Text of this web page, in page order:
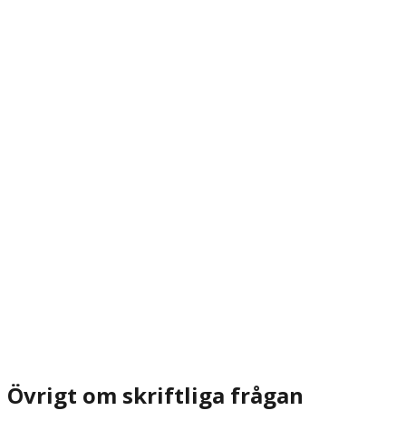
Övrigt om skriftliga frågan